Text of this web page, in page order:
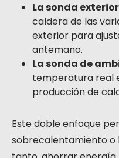
La sonda
caldera de las
exterior para
antemano.
La sonda de
temperatura real
producción de
Este doble enfoque
sobrecalentamiento o